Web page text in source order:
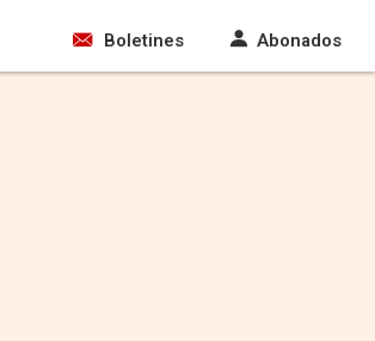
Boletines Abonados